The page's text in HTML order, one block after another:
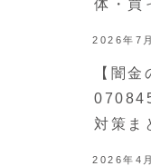
体・買
2026年7
【闇
対策ま
2026年4